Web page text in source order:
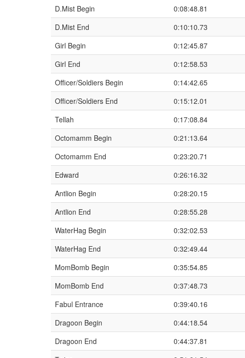
D.Mist Begin
0:08:48.81
D.Mist End
0:10:10.73
Girl Begin
0:12:45.87
Girl End
0:12:58.53
Officer/Soldiers Begin
0:14:42.65
Officer/Soldiers End
0:15:12.01
Tellah
0:17:08.84
Octomamm Begin
0:21:13.64
Octomamm End
0:23:20.71
Edward
0:26:16.32
Antlion Begin
0:28:20.15
Antlion End
0:28:55.28
WaterHag Begin
0:32:02.53
WaterHag End
0:32:49.44
MomBomb Begin
0:35:54.85
MomBomb End
0:37:48.73
Fabul Entrance
0:39:40.16
Dragoon Begin
0:44:18.54
Dragoon End
0:44:37.81